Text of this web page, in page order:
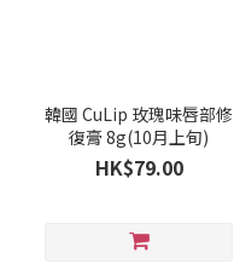
韓國 CuLip 玫瑰味唇部修
復膏 8g(10月上旬)
HK$79.00